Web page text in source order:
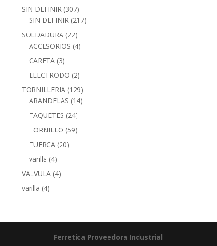
SIN DEFINIR (307)
SIN DEFINIR (217)
SOLDADURA (22)
ACCESORIOS (4)
CARETA (3)
ELECTRODO (2)
TORNILLERIA (129)
ARANDELAS (14)
TAQUETES (24)
TORNILLO (59)
TUERCA (20)
varilla (4)
VALVULA (4)
varilla (4)
Ferretica Proveedora Industrial